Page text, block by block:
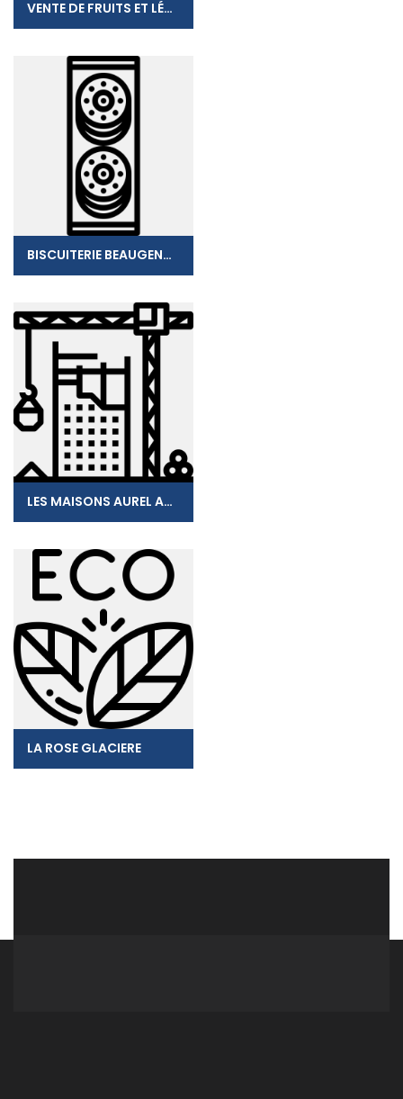
VENTE DE FRUITS ET LÉGUMES
BISCUITERIE BEAUGENDRE
LES MAISONS AUREL ACINA
LA ROSE GLACIERE